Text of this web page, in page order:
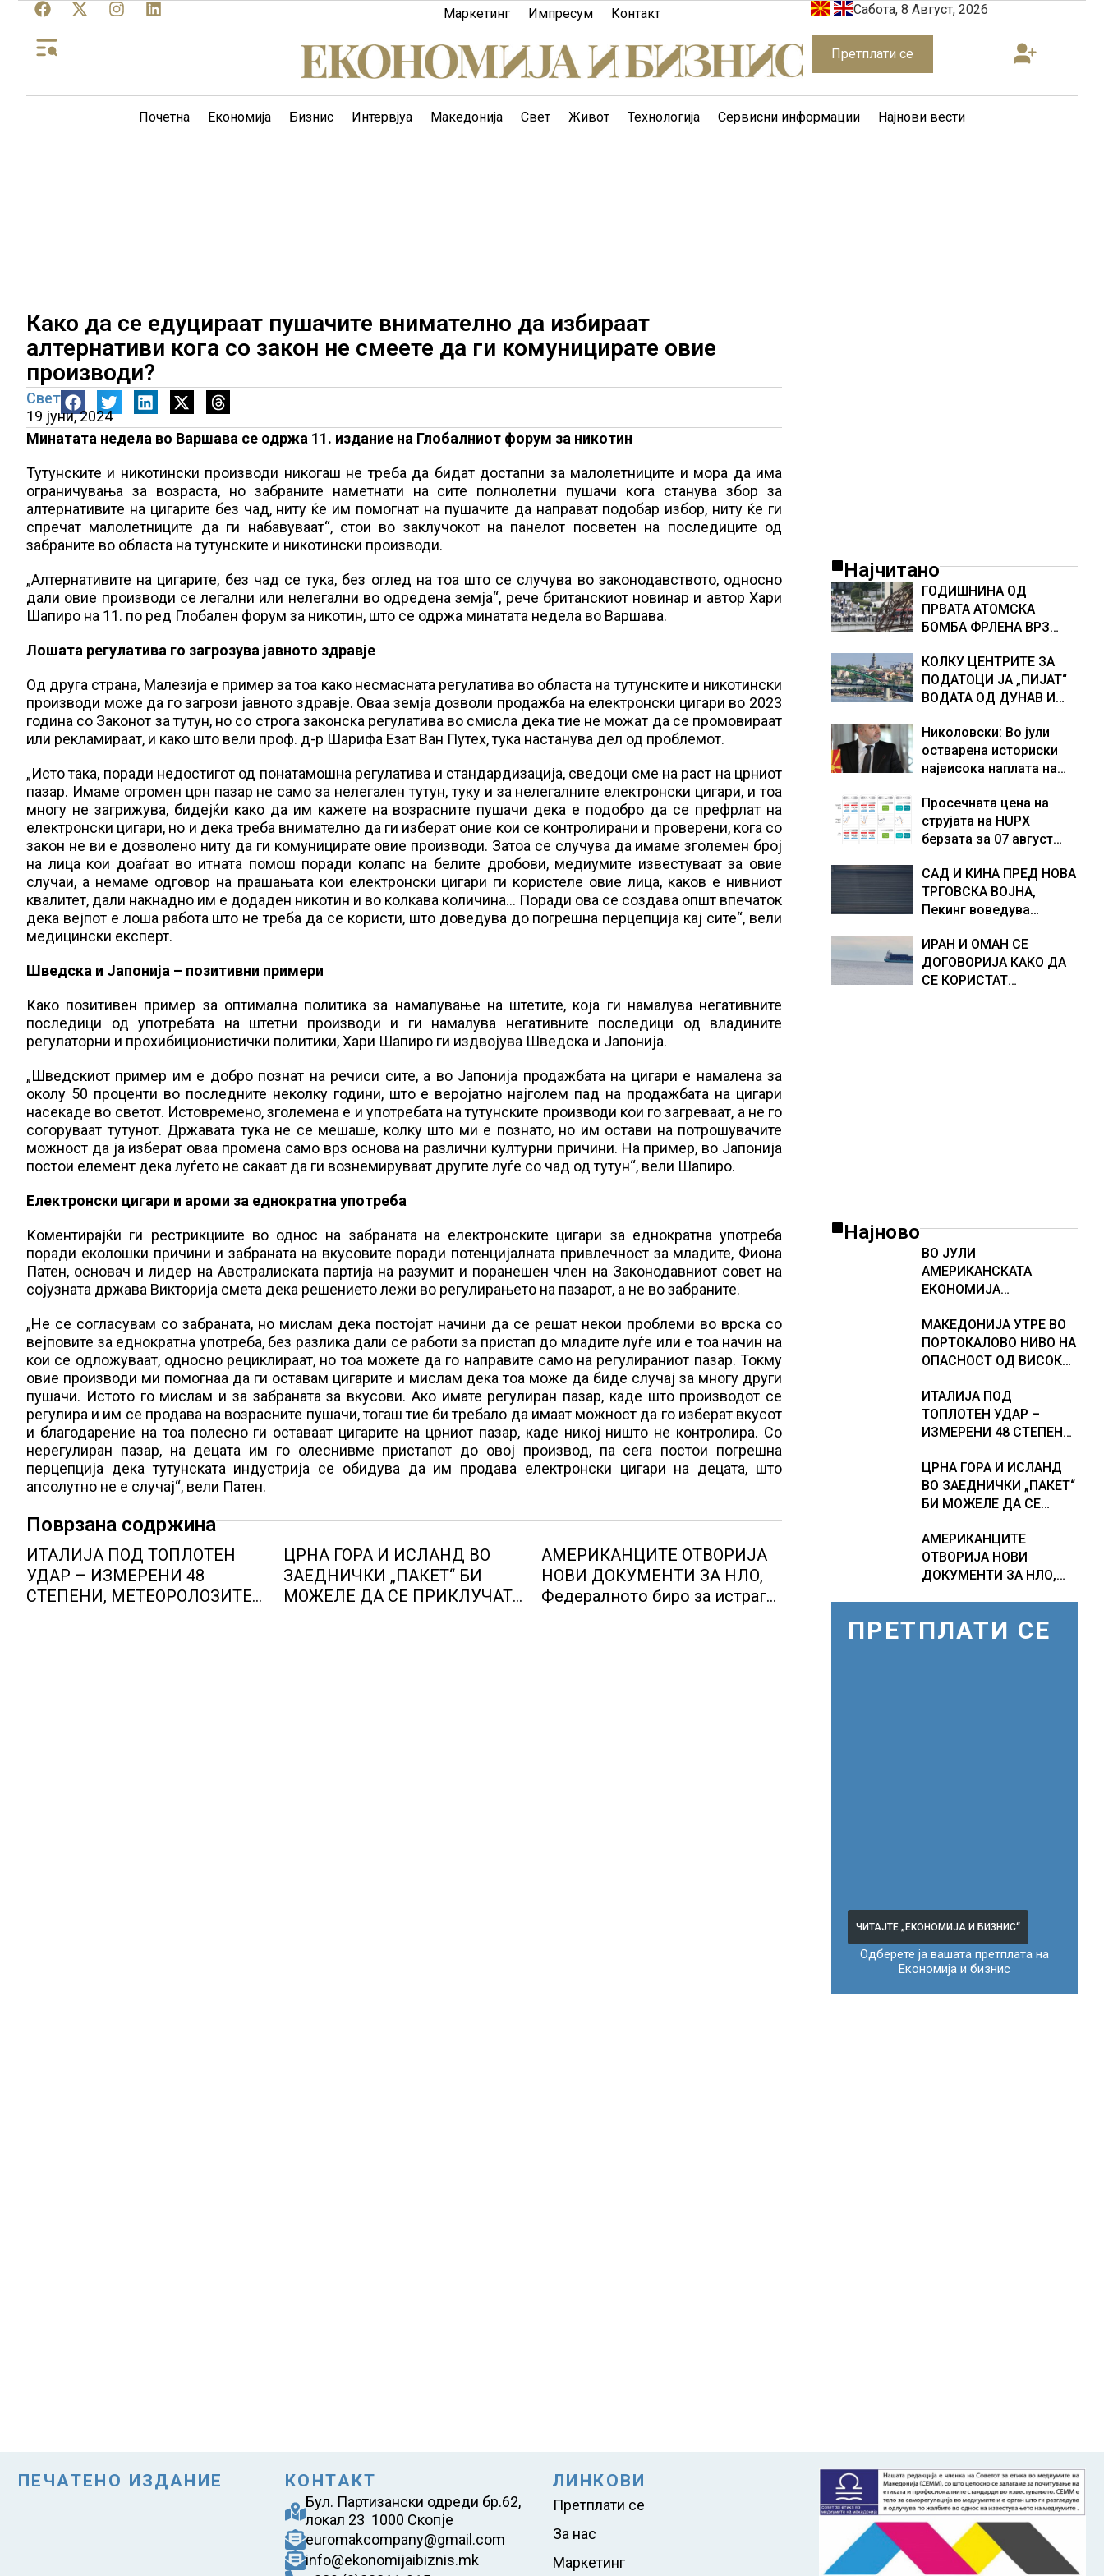
Маркетинг Импресум Контакт Сабота, 8 Август, 2026
Претплати се
Почетна Економија Бизнис Интервјуа Македонија Свет Живот Технологија Сервисни информации Најнови вести
Како да се едуцираат пушачите внимателно да избираат
алтернативи кога со закон не смеете да ги комуницирате овие
производи?
Свет
19 јуни, 2024
Минатата недела во Варшава се одржа 11. издание на Глобалниот форум за никотин
Тутунските и никотински производи никогаш не треба да бидат достапни за малолетниците и мора да има
ограничувања за возраста, но забраните наметнати на сите полнолетни пушачи кога станува збор за
алтернативите на цигарите без чад, ниту ќе им помогнат на пушачите да направат подобар избор, ниту ќе ги
спречат малолетниците да ги набавуваат“, стои во заклучокот на панелот посветен на последиците од
забраните во областа на тутунските и никотински производи.
„Алтернативите на цигарите, без чад се тука, без оглед на тоа што се случува во законодавството, односно
дали овие производи се легални или нелегални во одредена земја“, рече британскиот новинар и автор Хари
Шапиро на 11. по ред Глобален форум за никотин, што се одржа минатата недела во Варшава.
Лошата регулатива го загрозува јавното здравје
Од друга страна, Малезија е пример за тоа како несмасната регулатива во областа на тутунските и никотински
производи може да го загрози јавното здравје. Оваа земја дозволи продажба на електронски цигари во 2023
година со Законот за тутун, но со строга законска регулатива во смисла дека тие не можат да се промовираат
или рекламираат, и како што вели проф. д-р Шарифа Езат Ван Путех, тука настанува дел од проблемот.
„Исто така, поради недостигот од понатамошна регулатива и стандардизација, сведоци сме на раст на црниот
пазар. Имаме огромен црн пазар не само за нелегален тутун, туку и за нелегалните електронски цигари, и тоа
многу не загрижува, бидејќи како да им кажете на возрасните пушачи дека е подобро да се префрлат на
електронски цигари, но и дека треба внимателно да ги изберат оние кои се контролирани и проверени, кога со
закон не ви е дозволено ниту да ги комуницирате овие производи. Затоа се случува да имаме зголемен број
на лица кои доаѓаат во итната помош поради колапс на белите дробови, медиумите известуваат за овие
случаи, а немаме одговор на прашањата кои електронски цигари ги користеле овие лица, каков е нивниот
квалитет, дали накнадно им е додаден никотин и во колкава количина… Поради ова се создава општ впечаток
дека вејпот е лоша работа што не треба да се користи, што доведува до погрешна перцепција кај сите“, вели
медицински експерт.
Шведска и Јапонија – позитивни примери
Како позитивен пример за оптимална политика за намалување на штетите, која ги намалува негативните
последици од употребата на штетни производи и ги намалува негативните последици од владините
регулаторни и прохибиционистички политики, Хари Шапиро ги издвојува Шведска и Јапонија.
„Шведскиот пример им е добро познат на речиси сите, а во Јапонија продажбата на цигари е намалена за
околу 50 проценти во последните неколку години, што е веројатно најголем пад на продажбата на цигари
насекаде во светот. Истовремено, зголемена е и употребата на тутунските производи кои го загреваат, а не го
согоруваат тутунот. Државата тука не се мешаше, колку што ми е познато, но им остави на потрошувачите
можност да ја изберат оваа промена само врз основа на различни културни причини. На пример, во Јапонија
постои елемент дека луѓето не сакаат да ги вознемируваат другите луѓе со чад од тутун“, вели Шапиро.
Електронски цигари и ароми за еднократна употреба
Коментирајќи ги рестрикциите во однос на забраната на електронските цигари за еднократна употреба
поради еколошки причини и забраната на вкусовите поради потенцијалната привлечност за младите, Фиона
Патен, основач и лидер на Австралиската партија на разумит и поранешен член на Законодавниот совет на
сојузната држава Викторија смета дека решението лежи во регулирањето на пазарот, а не во забраните.
„Не се согласувам со забраната, но мислам дека постојат начини да се решат некои проблеми во врска со
вејповите за еднократна употреба, без разлика дали се работи за пристап до младите луѓе или е тоа начин на
кои се одложуваат, односно рециклираат, но тоа можете да го направите само на регулираниот пазар. Токму
овие производи ми помогнаа да ги оставам цигарите и мислам дека тоа може да биде случај за многу други
пушачи. Истото го мислам и за забраната за вкусови. Ако имате регулиран пазар, каде што производот се
регулира и им се продава на возрасните пушачи, тогаш тие би требало да имаат можност да го изберат вкусот
и благодарение на тоа полесно ги оставаат цигарите на црниот пазар, каде никој ништо не контролира. Со
нерегулиран пазар, на децата им го олеснивме пристапот до овој производ, па сега постои погрешна
перцепција дека тутунската индустрија се обидува да им продава електронски цигари на децата, што
апсолутно не е случај“, вели Патен.
Поврзана содржина
ИТАЛИЈА ПОД ТОПЛОТЕН
УДАР – ИЗМЕРЕНИ 48
СТЕПЕНИ, МЕТЕОРОЛОЗИТЕ
ЦРНА ГОРА И ИСЛАНД ВО
ЗАЕДНИЧКИ „ПАКЕТ“ БИ
МОЖЕЛЕ ДА СЕ ПРИКЛУЧАТ
АМЕРИКАНЦИТЕ ОТВОРИЈА
НОВИ ДОКУМЕНТИ ЗА НЛО,
Федералното биро за истраги
Најчитано
ГОДИШНИНА ОД
ПРВАТА АТОМСКА
БОМБА ФРЛЕНА ВРЗ
ШТО НАПРАВИВМЕ“,
како дел од екипажот
во авионот „Енола Геј“ и
бомбардирањето го
доживуваа овој настан
што го промени текот
КОЛКУ ЦЕНТРИТЕ ЗА
ПОДАТОЦИ ЈА „ПИЈАТ“
ВОДАТА ОД ДУНАВ И
Германија е лидер во
Европа по бројот на
изградени центри за
Николовски: Во јули
остварена историски
највисока наплата на
милијарди денари –
изградивме систем што
испорачува резултати
Просечната цена на
струјата на HUPX
берзата за 07 август
евра за мегават час, на
МЕМО 153,56 евра за
мегават час
САД И КИНА ПРЕД НОВА
ТРГОВСКА ВОЈНА,
Пекинг воведува
американски компании
и организации
ИРАН И ОМАН СЕ
ДОГОВОРИЈА КАКО ДА
СЕ КОРИСТАТ
Најново
ВО ЈУЛИ
АМЕРИКАНСКАТА
ЕКОНОМИЈА
23.000 РАБОТНИ МЕСТА
МАКЕДОНИЈА УТРЕ ВО
ПОРТОКАЛОВО НИВО НА
ОПАСНОСТ ОД ВИСОКИ
ИТАЛИЈА ПОД
ТОПЛОТЕН УДАР –
ИЗМЕРЕНИ 48 СТЕПЕНИ,
НАЈАВИЈА НОВИ
ПРОГНОЗИ ЗА
СРЕДИНАТА НА АВГУСТ
ЦРНА ГОРА И ИСЛАНД
ВО ЗАЕДНИЧКИ „ПАКЕТ“
БИ МОЖЕЛЕ ДА СЕ
АМЕРИКАНЦИТЕ
ОТВОРИЈА НОВИ
ДОКУМЕНТИ ЗА НЛО,
снимки за „Големи
ПРЕТПЛАТИ СЕ
ЧИТАЈТЕ „ЕКОНОМИЈА И БИЗНИС“
Одберете ја вашата претплата на
Економија и бизнис
ПЕЧАТЕНО ИЗДАНИЕ КОНТАКТ
Бул. Партизански одреди бр.62,
локал 23 1000 Скопје
euromakcompany@gmail.com
info@ekonomijaibiznis.mk
ЛИНКОВИ
Претплати се
За нас
Маркетинг